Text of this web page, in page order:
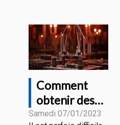
Comment
obtenir des
pièces ou des
Samedi 07/01/2023